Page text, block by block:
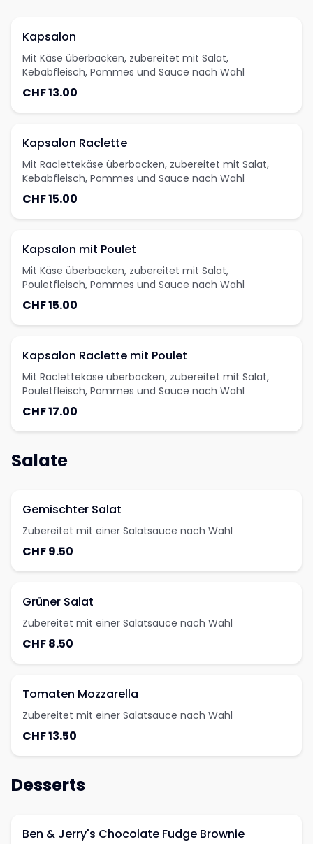
Kapsalon
Mit Käse überbacken, zubereitet mit Salat,
Kebabfleisch, Pommes und Sauce nach Wahl
CHF 13.00
Kapsalon Raclette
Mit Raclettekäse überbacken, zubereitet mit Salat,
Kebabfleisch, Pommes und Sauce nach Wahl
CHF 15.00
Kapsalon mit Poulet
Mit Käse überbacken, zubereitet mit Salat,
Pouletfleisch, Pommes und Sauce nach Wahl
CHF 15.00
Kapsalon Raclette mit Poulet
Mit Raclettekäse überbacken, zubereitet mit Salat,
Pouletfleisch, Pommes und Sauce nach Wahl
CHF 17.00
Salate
Gemischter Salat
Zubereitet mit einer Salatsauce nach Wahl
CHF 9.50
Grüner Salat
Zubereitet mit einer Salatsauce nach Wahl
CHF 8.50
Tomaten Mozzarella
Zubereitet mit einer Salatsauce nach Wahl
CHF 13.50
Desserts
Ben & Jerry's Chocolate Fudge Brownie